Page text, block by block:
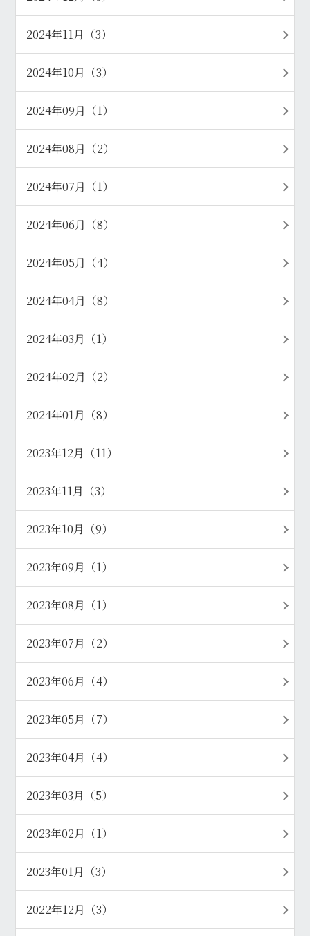
2024年11月（3）
2024年10月（3）
2024年09月（1）
2024年08月（2）
2024年07月（1）
2024年06月（8）
2024年05月（4）
2024年04月（8）
2024年03月（1）
2024年02月（2）
2024年01月（8）
2023年12月（11）
2023年11月（3）
2023年10月（9）
2023年09月（1）
2023年08月（1）
2023年07月（2）
2023年06月（4）
2023年05月（7）
2023年04月（4）
2023年03月（5）
2023年02月（1）
2023年01月（3）
2022年12月（3）